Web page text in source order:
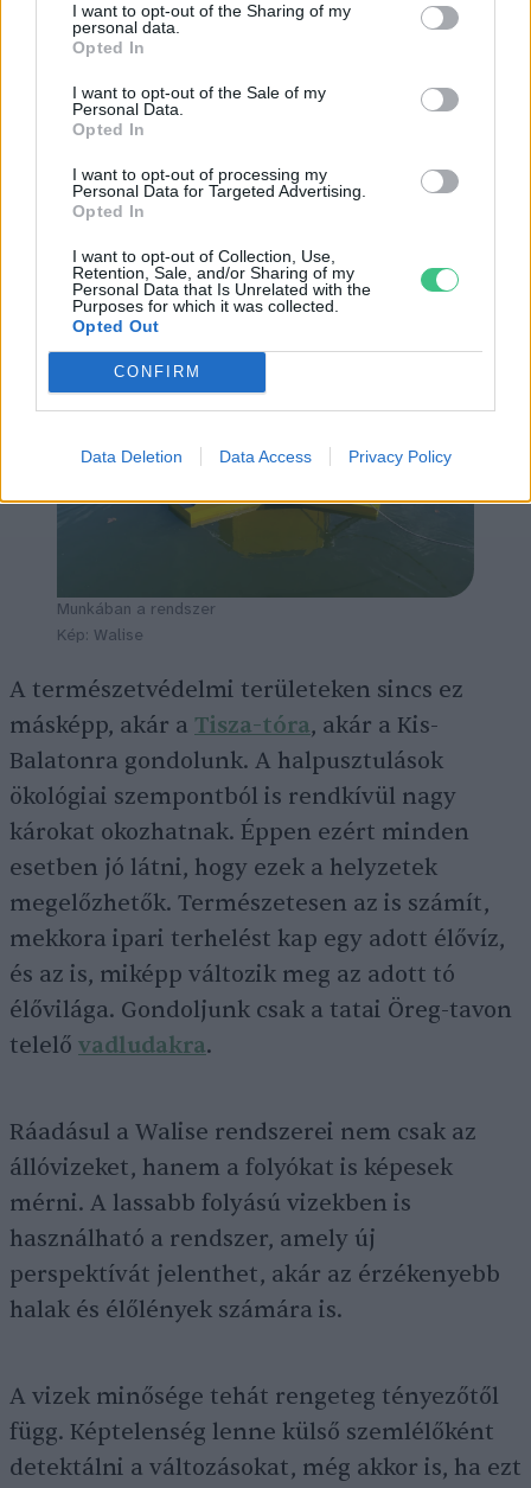
I want to opt-out of the Sharing of my
personal data.
Opted In
I want to opt-out of the Sale of my
Personal Data.
Opted In
I want to opt-out of processing my
Personal Data for Targeted Advertising.
Opted In
I want to opt-out of Collection, Use,
Retention, Sale, and/or Sharing of my
Personal Data that Is Unrelated with the
Purposes for which it was collected.
Opted Out
CONFIRM
Data Deletion Data Access Privacy Policy
telepítése. A kiszámíthatatlan időjárás olyan
károkat okozhat, ahol már nem érdemes
kockáztatni. Tibor egy példán keresztül
mutatja be, miről is van szó. Egy kétnyaras
körül mozog. Egy két kg-os hal esetében 2800
ft-ról beszélünk. Nem tűnik soknak, de ha 500
kg elpusztult halról beszélünk, az óriási
veszteség.
Munkában a rendszer
Kép: Walise
A természetvédelmi területeken sincs ez
másképp, akár a Tisza-tóra, akár a Kis-
Balatonra gondolunk. A halpusztulások
ökológiai szempontból is rendkívül nagy
károkat okozhatnak. Éppen ezért minden
esetben jó látni, hogy ezek a helyzetek
megelőzhetők. Természetesen az is számít,
mekkora ipari terhelést kap egy adott élővíz,
és az is, miképp változik meg az adott tó
élővilága. Gondoljunk csak a tatai Öreg-tavon
telelő vadludakra.
Ráadásul a Walise rendszerei nem csak az
állóvizeket, hanem a folyókat is képesek
mérni. A lassabb folyású vizekben is
használható a rendszer, amely új
perspektívát jelenthet, akár az érzékenyebb
halak és élőlények számára is.
A vizek minősége tehát rengeteg tényezőtől
függ. Képtelenség lenne külső szemlélőként
detektálni a változásokat, még akkor is, ha ezt